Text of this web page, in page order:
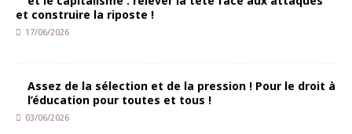
et construire la riposte !
17/06/2026
Assez de la sélection et de la pression ! Pour le droit à
l’éducation pour toutes et tous !
03/06/2026